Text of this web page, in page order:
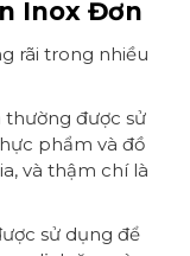
Inox Đơn
rãi trong nhiều
được sử
phẩm và đồ
và thậm chí là
sử dụng để